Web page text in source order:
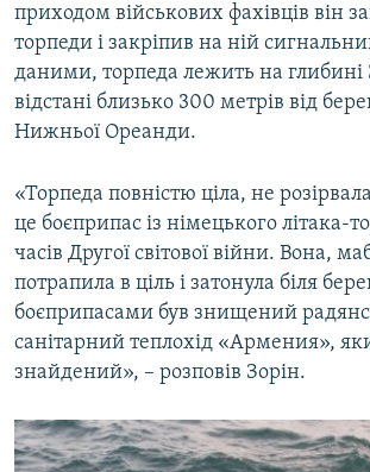
приходом військових фахівців він
торпеди і закріпив на ній
даними, торпеда лежить на глибині
відстані близько 300 метрів від
Нижньої Ореанди.
«Торпеда повністю ціла, не
це боєприпас із німецького літака-
часів Другої світової війни. Вона,
потрапила в ціль і затонула біля
боєприпасами був знищений
санітарний теплохід «Армения»,
знайдений», – розповів Зорін.